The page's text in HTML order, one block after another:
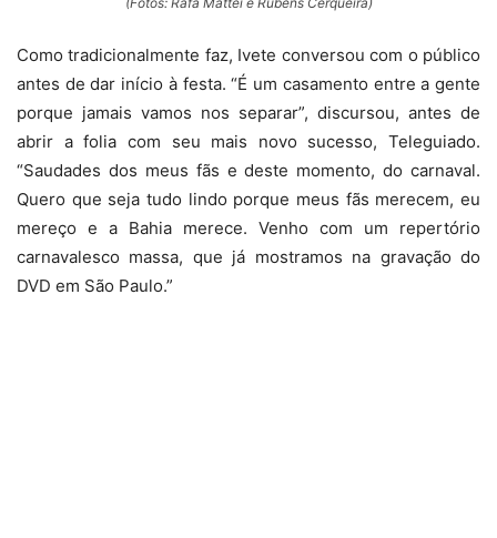
Como tradicionalmente faz, Ivete conversou com o público
antes de dar início à festa. “É um casamento entre a gente
porque jamais vamos nos separar”, discursou, antes de
abrir a folia com seu mais novo sucesso, Teleguiado.
“Saudades dos meus fãs e deste momento, do carnaval.
Quero que seja tudo lindo porque meus fãs merecem, eu
mereço e a Bahia merece. Venho com um repertório
carnavalesco massa, que já mostramos na gravação do
DVD em São Paulo.”